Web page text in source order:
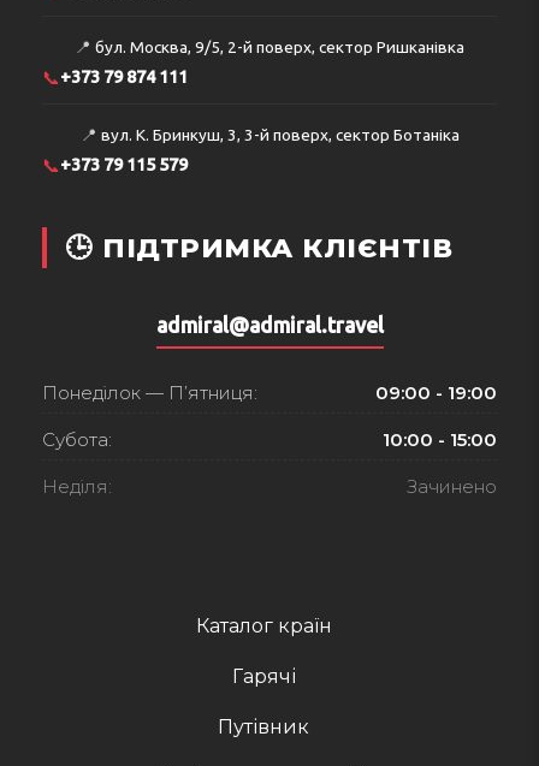
Каталог країн
Гарячі
Путівник
📍 бул. Москва, 9/5, 2-й поверх, сектор Ришканівка
📞+373 79 874 111
📍 вул. К. Бринкуш, 3, 3-й поверх, сектор Ботаніка
📞+373 79 115 579
🕒 ПІДТРИМКА КЛІЄНТІВ
admiral@admiral.travel
Понеділок — П’ятниця: 09:00 - 19:00
Субота: 10:00 - 15:00
Неділя: Зачинено